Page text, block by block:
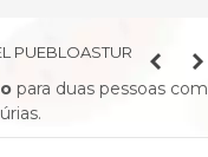
PUEBLOASTUR
para duas pessoas com